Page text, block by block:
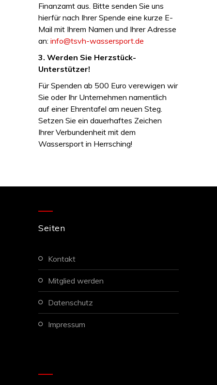
Finanzamt aus. Bitte senden Sie uns
hierfür nach Ihrer Spende eine kurze E-
Mail mit Ihrem Namen und Ihrer Adresse
an: info@tsvh-wassersport.de
3. Werden Sie Herzstück-
Unterstützer!
Für Spenden ab 500 Euro verewigen wir
Sie oder Ihr Unternehmen namentlich
auf einer Ehrentafel am neuen Steg.
Setzen Sie ein dauerhaftes Zeichen
Ihrer Verbundenheit mit dem
Wassersport in Herrsching!
Seiten
kontakt
mitglied werden
datenschutz
impressum